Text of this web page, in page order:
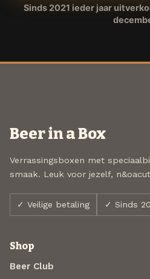
Sinds 2021 ieder jaar
Beer in a Box
Verrassingsboxen met
smaak. Leuk voor jezelf,
✓ Veilige betaling ✓ Sinds
Shop
Beer Club